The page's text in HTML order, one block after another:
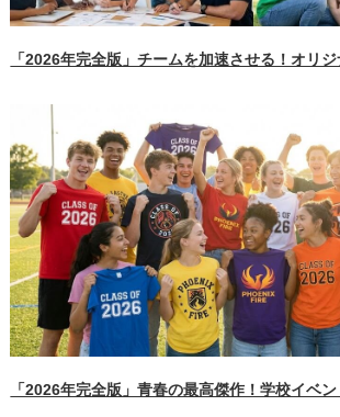
「2026年完全版」チームを加速させる！オリ
「2026年完全版」青春の最高傑作！学校イベ